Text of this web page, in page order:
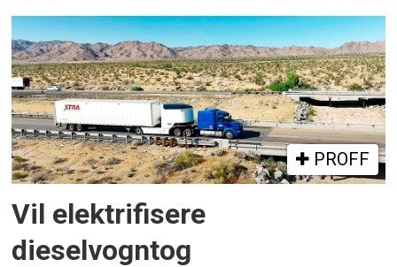
PROFF
Vil elektrifisere
dieselvogntog